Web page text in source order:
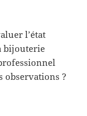
l’état
bijouterie
observations ?